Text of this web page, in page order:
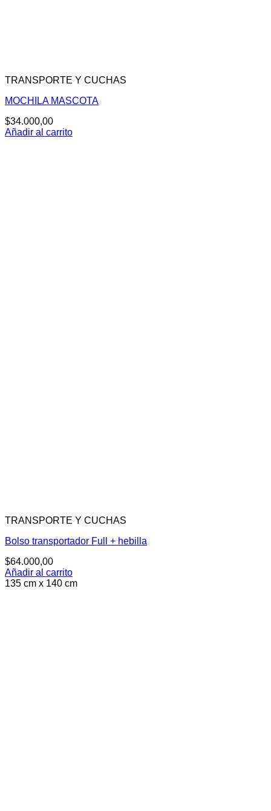
TRANSPORTE Y CUCHAS
MOCHILA MASCOTA
$34.000,00
Añadir al carrito
TRANSPORTE Y CUCHAS
Bolso transportador Full + hebilla
$64.000,00
Añadir al carrito
135 cm x 140 cm